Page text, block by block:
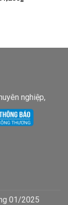
hiện
nghiệp,
01/2025